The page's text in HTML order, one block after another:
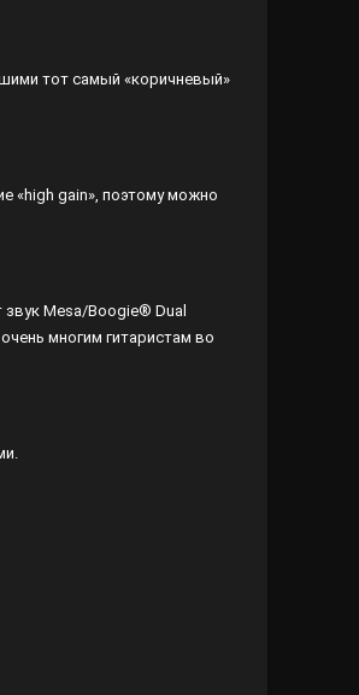
тот самый «коричневый»
«high gain», поэтому можно
Mesa/Boogie® Dual
многим гитаристам во